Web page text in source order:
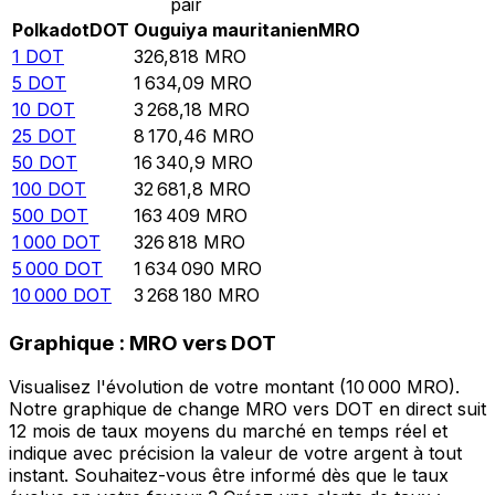
PolkadotDOT Ouguiya mauritanienMRO
1 DOT 326,818 MRO
5 DOT 1 634,09 MRO
10 DOT 3 268,18 MRO
25 DOT 8 170,46 MRO
50 DOT 16 340,9 MRO
100 DOT 32 681,8 MRO
500 DOT 163 409 MRO
1 000 DOT 326 818 MRO
5 000 DOT 1 634 090 MRO
10 000 DOT 3 268 180 MRO
Graphique : MRO vers DOT
Visualisez l'évolution de votre montant (10 000 MRO).
Notre graphique de change MRO vers DOT en direct suit
12 mois de taux moyens du marché en temps réel et
indique avec précision la valeur de votre argent à tout
instant. Souhaitez-vous être informé dès que le taux